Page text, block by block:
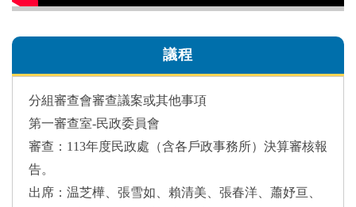
議程
分組審查會審查議案或其他事項
第一審查室-民政委員會
審查：113年度民政處（含各戶政事務所）決算審核報
告。
出席：温芝樺、張雪如、賴清美、張春洋、蕭妤亘、